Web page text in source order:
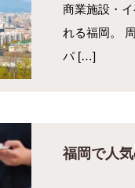
商業施設・
れる福岡。
パ […]
福岡で人